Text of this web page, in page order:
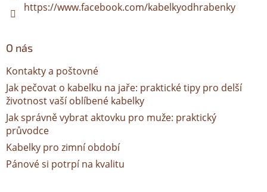
https://www.facebook.com/kabelkyodhrabenky
O nás
Kontakty a poštovné
Jak pečovat o kabelku na jaře: praktické tipy pro delší
životnost vaší oblíbené kabelky
Jak správně vybrat aktovku pro muže: praktický
průvodce
Kabelky pro zimní období
Pánové si potrpí na kvalitu